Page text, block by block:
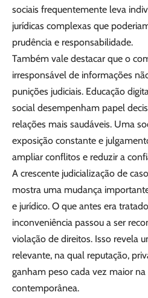
sociais frequentemente leva
jurídicas complexas que
prudência e responsabilidade.
Também vale destacar que o
irresponsável de informações
punições judiciais. Educação
social desempenham papel
relações mais saudáveis. Uma
exposição constante e
ampliar conflitos e reduzir a
A crescente judicialização de
mostra uma mudança
e jurídico. O que antes era
inconveniência passou a ser
violação de direitos. Isso revela
relevante, na qual reputação,
ganham peso cada vez maior
contemporânea.